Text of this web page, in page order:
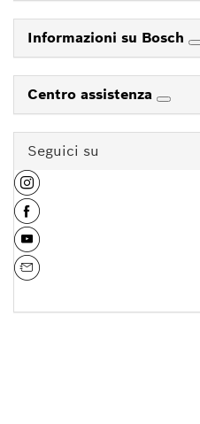
Informazioni su Bosch
Centro assistenza
Seguici su